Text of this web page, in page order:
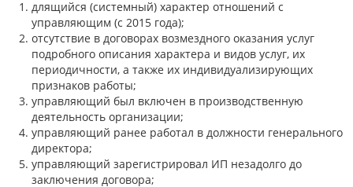
длящийся (системный) характер отношений с
управляющим (с 2015 года);
отсутствие в договорах возмездного оказания услуг
подробного описания характера и видов услуг, их
периодичности, а также их индивидуализирующих
признаков работы;
управляющий был включен в производственную
деятельность организации;
управляющий ранее работал в должности генерального
директора;
управляющий зарегистрировал ИП незадолго до
заключения договора;